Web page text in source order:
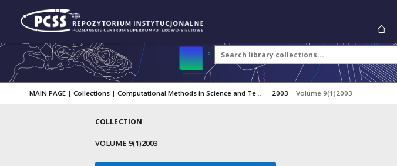
MAIN PAGE | Collections | Computational Methods in Science and Technology | 2003 | Volume 9(1)2003
COLLECTION
VOLUME 9(1)2003